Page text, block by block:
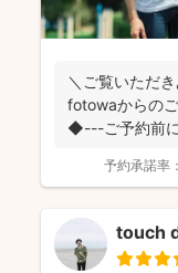
＼ご覧いただ
fotowaからの
◆---ご予約前
予約承諾率：
touch